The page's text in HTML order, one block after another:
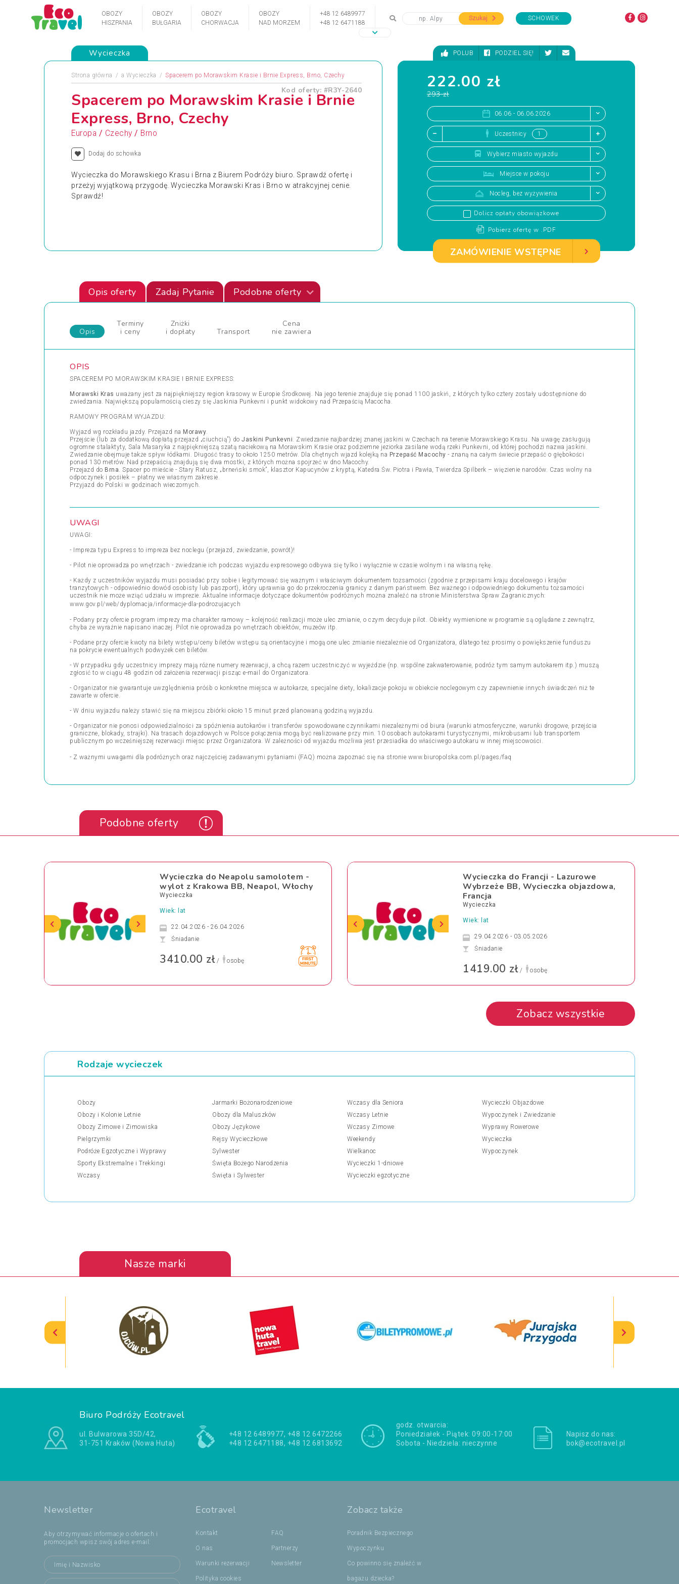
OBOZY
HISZPANIA
OBOZY
BUŁGARIA
OBOZY
CHORWACJA
OBOZY
NAD MORZEM
+48 12 6489977
+48 12 6471188
Szukaj SCHOWEK
Wycieczka
Strona główna a Wycieczka Spacerem po Morawskim Krasie i Brnie Express, Brno, Czechy
Kod oferty: #R3Y-2640
Spacerem po Morawskim Krasie i Brnie
Express, Brno, Czechy
Europa / Czechy / Brno
Dodaj do schowka
Wycieczka do Morawskiego Krasu i Brna z Biurem Podróży biuro. Sprawdź ofertę i
przeżyj wyjątkową przygodę. Wycieczka Morawski Kras i Brno w atrakcyjnej cenie.
Sprawdź!
POLUB PODZIEL SIĘ!
222.00 zł
293 zł
06.06 - 06.06.2026
Uczestnicy
Wybierz miasto wyjazdu
Miejsce w pokoju
Nocleg, bez wyżywienia
Dolicz opłaty obowiązkowe
Pobierz ofertę w .PDF
ZAMÓWIENIE WSTĘPNE
Opis oferty Zadaj Pytanie Podobne oferty
Opis
Terminy
i ceny
Zniżki
i dopłaty
Transport
Cena
nie zawiera
OPIS
SPACEREM PO MORAWSKIM KRASIE I BRNIE EXPRESS:
Morawski Kras uważany jest za najpiękniejszy region krasowy w Europie Środkowej. Na jego terenie znajduje się ponad 1100 jaskiń, z których tylko cztery zostały udostępnione do
zwiedzania. Największą popularnością cieszy się Jaskinia Punkevni i punkt widokowy nad Przepaścią Macocha.
RAMOWY PROGRAM WYJAZDU:
Wyjazd wg rozkładu jazdy. Przejazd na Morawy.
Przejście (lub za dodatkową dopłatą przejazd „ciuchcią”) do Jaskini Punkevni. Zwiedzanie najbardziej znanej jaskini w Czechach na terenie Morawskiego Krasu. Na uwagę zasługują
ogromne stalaktyty, Sala Masaryka z najpiękniejszą szatą naciekową na Morawskim Krasie oraz podziemne jeziorka zasilane wodą rzeki Punkevni, od której pochodzi nazwa jaskini.
Zwiedzanie obejmuje także spływ łódkami. Długość trasy to około 1250 metrów. Dla chętnych wjazd kolejką na Przepaść Macochy - znaną na całym świecie przepaść o głębokości
ponad 130 metrów. Nad przepaścią znajdują się dwa mostki, z których można spojrzeć w dno Macochy.
Przejazd do Brna. Spacer po mieście - Stary Ratusz, „brneński smok”, klasztor Kapucynów z kryptą, Katedra Św. Piotra i Pawła, Twierdza Spilberk – więzienie narodów. Czas wolny na
odpoczynek i posiłek – płatny we własnym zakresie.
Przyjazd do Polski w godzinach wieczornych.
UWAGI
UWAGI:
- Impreza typu Express to impreza bez noclegu (przejazd, zwiedzanie, powrót)!
- Pilot nie oprowadza po wnętrzach - zwiedzanie ich podczas wyjazdu expresowego odbywa się tylko i wyłącznie w czasie wolnym i na własną rękę.
- Każdy z uczestników wyjazdu musi posiadać przy sobie i legitymować się ważnym i właściwym dokumentem tożsamości (zgodnie z przepisami kraju docelowego i krajów
tranzytowych - odpowiednio dowód osobisty lub paszport), który uprawnia go do przekroczenia granicy z danym państwem. Bez ważnego i odpowiedniego dokumentu tożsamości
uczestnik nie może wziąć udziału w imprezie. Aktualne informacje dotyczące dokumentów podróżnych można znaleźć na stronie Ministerstwa Spraw Zagranicznych:
www.gov.pl/web/dyplomacja/informacje-dla-podrozujacych
- Podany przy ofercie program imprezy ma charakter ramowy – kolejność realizacji może ulec zmianie, o czym decyduje pilot. Obiekty wymienione w programie są oglądane z zewnątrz,
chyba że wyraźnie napisano inaczej. Pilot nie oprowadza po wnętrzach obiektów, muzeów itp.
- Podane przy ofercie kwoty na bilety wstępu/ceny biletów wstępu są orientacyjne i mogą one ulec zmianie niezależnie od Organizatora, dlatego też prosimy o powiększenie funduszu
na pokrycie ewentualnych podwyżek cen biletów.
- W przypadku gdy uczestnicy imprezy mają różne numery rezerwacji, a chcą razem uczestniczyć w wyjeździe (np. wspólne zakwaterowanie, podróż tym samym autokarem itp.) muszą
zgłosić to w ciągu 48 godzin od założenia rezerwacji pisząc e-mail do Organizatora.
- Organizator nie gwarantuje uwzględnienia próśb o konkretne miejsca w autokarze, specjalne diety, lokalizacje pokoju w obiekcie noclegowym czy zapewnienie innych świadczeń niż te
zawarte w ofercie.
- W dniu wyjazdu należy stawić się na miejscu zbiórki około 15 minut przed planowaną godziną wyjazdu.
- Organizator nie ponosi odpowiedzialności za spóźnienia autokarów i transferów spowodowane czynnikami niezależnymi od biura (warunki atmosferyczne, warunki drogowe, przejścia
graniczne, blokady, strajki). Na trasach dojazdowych w Polsce połączenia mogą być realizowane przy min. 10 osobach autokarami turystycznymi, mikrobusami lub transportem
publicznym po wcześniejszej rezerwacji miejsc przez Organizatora. W zależności od wyjazdu możliwa jest przesiadka do właściwego autokaru w innej miejscowości.
- Z ważnymi uwagami dla podróżnych oraz najczęściej zadawanymi pytaniami (FAQ) można zapoznać się na stronie www.biuropolska.com.pl/pages/faq
Podobne oferty
Wycieczka do Neapolu samolotem -
wylot z Krakowa BB, Neapol, Włochy
Wycieczka
Wiek: lat
22.04.2026 - 26.04.2026
Śniadanie
3410.00 zł/ osobę
Wycieczka do Francji - Lazurowe
Wybrzeże BB, Wycieczka objazdowa,
Francja
Wycieczka
Wiek: lat
29.04.2026 - 03.05.2026
Śniadanie
1419.00 zł/ osobę
Zobacz wszystkie
Rodzaje wycieczek
Obozy
Obozy i Kolonie Letnie
Obozy Zimowe i Zimowiska
Pielgrzymki
Podróże Egzotyczne i Wyprawy
Sporty Ekstremalne i Trekkingi
Wczasy
Jarmarki Bożonarodzeniowe
Obozy dla Maluszków
Obozy Językowe
Rejsy Wycieczkowe
Sylwester
Święta Bożego Narodzenia
Święta i Sylwester
Wczasy dla Seniora
Wczasy Letnie
Wczasy Zimowe
Weekendy
Wielkanoc
Wycieczki 1-dniowe
Wycieczki egzotyczne
Wycieczki Objazdowe
Wypoczynek i Zwiedzanie
Wyprawy Rowerowe
Wycieczka
Wypoczynek
Nasze marki
Biuro Podróży Ecotravel
ul. Bulwarowa 35D/42,
31-751 Kraków (Nowa Huta)
+48 12 6489977, +48 12 6472266
+48 12 6471188, +48 12 6813692
godz. otwarcia:
Poniedziałek - Piątek: 09:00-17:00
Sobota - Niedziela: nieczynne
Napisz do nas:
bok@ecotravel.pl
Newsletter
Aby otrzymywać informacje o ofertach i
promocjach wpisz swój adres e-mail:
Ecotravel
Kontakt
O nas
Warunki rezerwacji
Polityka cookies
FAQ
Partnerzy
Newsletter
Zobacz także
Poradnik Bezpiecznego
Wypoczynku
Co powinno się znaleźć w
bagażu dziecka?